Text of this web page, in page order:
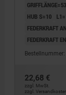
HUB S=10
FEDERKRAFT
FEDERKRAFT
Bestellnummer:
22,68 €
zzgl. MwSt.
zzgl.